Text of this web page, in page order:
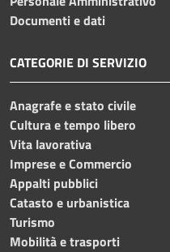
Documenti e dati
CATEGORIE DI SERVIZIO
Anagrafe e stato civile
Cultura e tempo libero
Vita lavorativa
Imprese e Commercio
Appalti pubblici
Catasto e urbanistica
Turismo
Mobilità e trasporti